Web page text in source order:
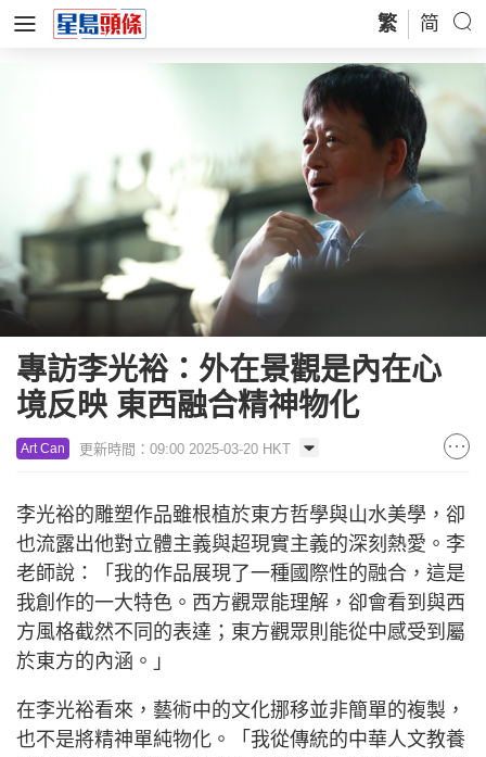
繁 简
專訪李光裕：外在景觀是內在心
境反映 東西融合精神物化
Art Can 更新時間：09:00 2025-03-20 HKT
李光裕的雕塑作品雖根植於東方哲學與山水美學，卻
也流露出他對立體主義與超現實主義的深刻熱愛。李
老師說：「我的作品展現了一種國際性的融合，這是
我創作的一大特色。西方觀眾能理解，卻會看到與西
方風格截然不同的表達；東方觀眾則能從中感受到屬
於東方的內涵。」
在李光裕看來，藝術中的文化挪移並非簡單的複製，
也不是將精神單純物化。「我從傳統的中華人文教養